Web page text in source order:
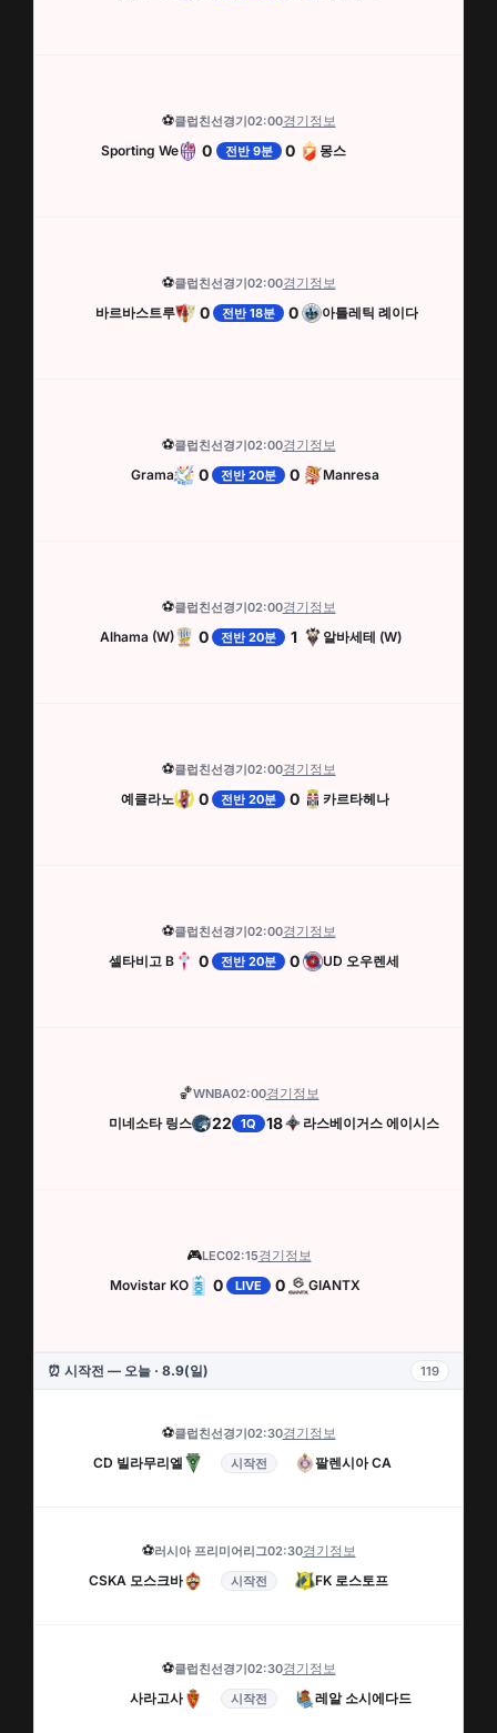
⚽클럽친선경기02:00경기정보
Sporting We
0 전반 9분 0 몽스
⚽클럽친선경기02:00경기정보
바르바스트루
0 전반 18분 0 아틀레틱 례이다
⚽클럽친선경기02:00경기정보
Grama
0 전반 20분 0 Manresa
⚽클럽친선경기02:00경기정보
Alhama (W)
0 전반 20분 1 알바세테 (W)
⚽클럽친선경기02:00경기정보
예클라노
0 전반 20분 0 카르타헤나
⚽클럽친선경기02:00경기정보
셀타비고 B
0 전반 20분 0 UD 오우렌세
🏀WNBA02:00경기정보
미네소타 링스
22 1Q 18 라스베이거스 에이시스
🎮LEC02:15경기정보
Movistar KO
0 LIVE 0 GIANTX
⏰ 시작전 — 오늘 · 8.9(일) 119
⚽클럽친선경기02:30경기정보
CD 빌라무리엘
시작전 팔렌시아 CA
⚽러시아 프리미어리그02:30경기정보
CSKA 모스크바
시작전 FK 로스토프
⚽클럽친선경기02:30경기정보
사라고사
시작전 레알 소시에다드